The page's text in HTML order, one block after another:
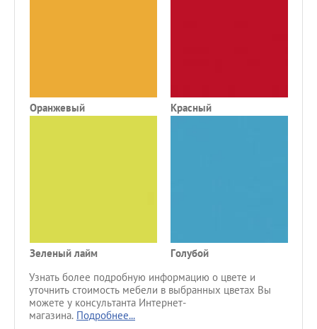
Оранжевый Красный
Зеленый лайм Голубой
Узнать более подробную информацию о цвете и
уточнить стоимость мебели в выбранных цветах Вы
можете у консультанта Интернет-
магазина. Подробнее...